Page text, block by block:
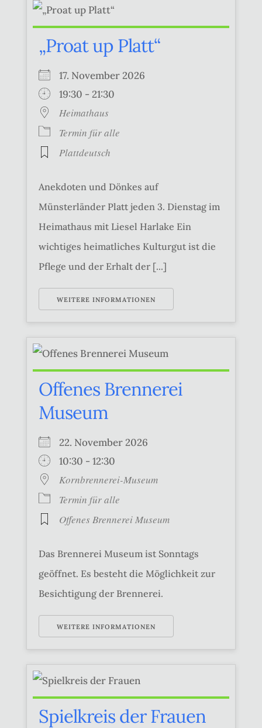
„Proat up Platt“
17. November 2026
19:30 - 21:30
Heimathaus
Termin für alle
Plattdeutsch
Anekdoten und Dönkes auf
Münsterländer Platt jeden 3. Dienstag im
Heimathaus mit Liesel Harlake Ein
wichtiges heimatliches Kulturgut ist die
Pflege und der Erhalt der [...]
WEITERE INFORMATIONEN
Offenes Brennerei
Museum
22. November 2026
10:30 - 12:30
Kornbrennerei-Museum
Termin für alle
Offenes Brennerei Museum
Das Brennerei Museum ist Sonntags
geöffnet. Es besteht die Möglichkeit zur
Besichtigung der Brennerei.
WEITERE INFORMATIONEN
Spielkreis der Frauen